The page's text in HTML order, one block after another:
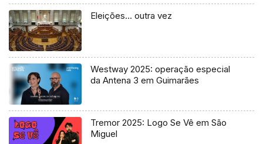
Eleições… outra vez
Westway 2025: operação especial
da Antena 3 em Guimarães
Tremor 2025: Logo Se Vê em São
Miguel